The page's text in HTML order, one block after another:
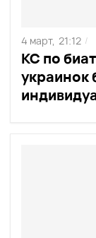
КС по
украинок
4 март, 21:12 /